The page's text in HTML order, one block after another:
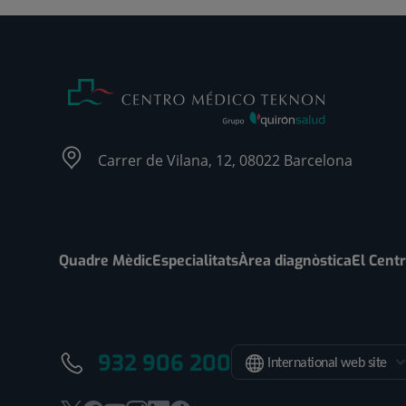
Carrer de Vilana, 12, 08022 Barcelona
Quadre MèdicEspecialitatsÀrea diagnòsticaEl
932 906 200 International web site